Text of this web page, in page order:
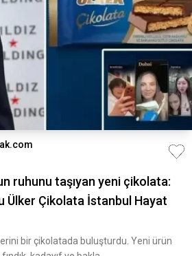
ruhunu taşıyan yeni çikolata:
Ülker Çikolata İstanbul Hayat
bir çikolatada buluşturdu. Yeni ürün